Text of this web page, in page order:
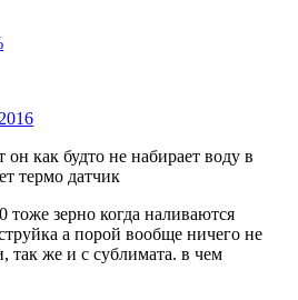
как будто не набирает воду в
термо датчик
зерно когда наливаются
а порой вообще ничего не
так же и с сублимата. в чем